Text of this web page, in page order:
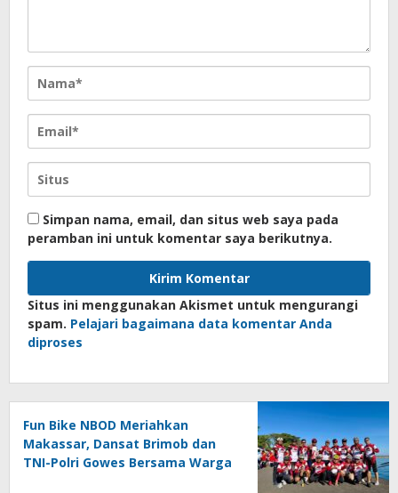
Simpan nama, email, dan situs web saya pada
peramban ini untuk komentar saya berikutnya.
Situs ini menggunakan Akismet untuk mengurangi
spam. Pelajari bagaimana data komentar Anda
diproses
Fun Bike NBOD Meriahkan
Makassar, Dansat Brimob dan
TNI-Polri Gowes Bersama Warga